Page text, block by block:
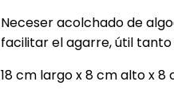
Neceser acolchado de
facilitar el agarre, útil
18 cm largo x 8 cm alto x 8